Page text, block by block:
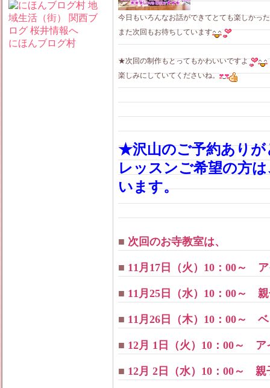
今日もいろんなお話ができてとても楽しかっ
また次回もお待ちしています
★次回の制作もとってもかわいいですよ
楽しみにしていてくださいね。
★沢山のご予約ありが
レッスンご希望の方
います。
■ 次回のお寺教室は、
■ 11月17日（火）10：00～
■ 11月25日（水）10：00～
■ 11月26日（木）10：00～
■ 12月 1日（火）10：00～
■ 12月 2日（水）10：00～
にほんブログ村